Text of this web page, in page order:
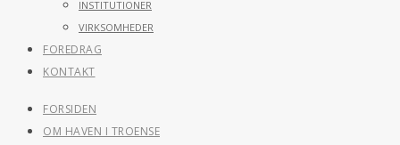
INSTITUTIONER
VIRKSOMHEDER
FOREDRAG
KONTAKT
FORSIDEN
OM HAVEN I TROENSE